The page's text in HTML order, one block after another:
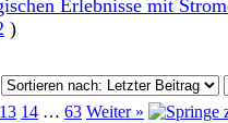
Erlebnisse mit
)
13 14 … 63 Weiter »